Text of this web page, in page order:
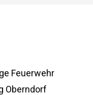
Feuerwehr
Oberndorf